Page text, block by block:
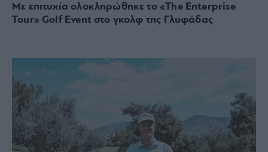
Με επιτυχία ολοκληρώθηκε το «The Enterprise
Tour» Golf Event στο γκολφ της Γλυφάδας